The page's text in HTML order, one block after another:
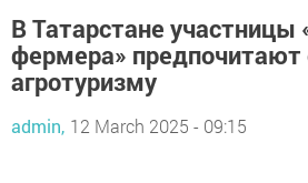
В Татарстане
фермера» предпочитают
агротуризму
admin, 12 March 2025 - 09:15